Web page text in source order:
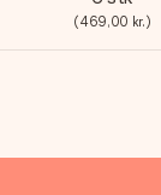
(469,00 kr.)